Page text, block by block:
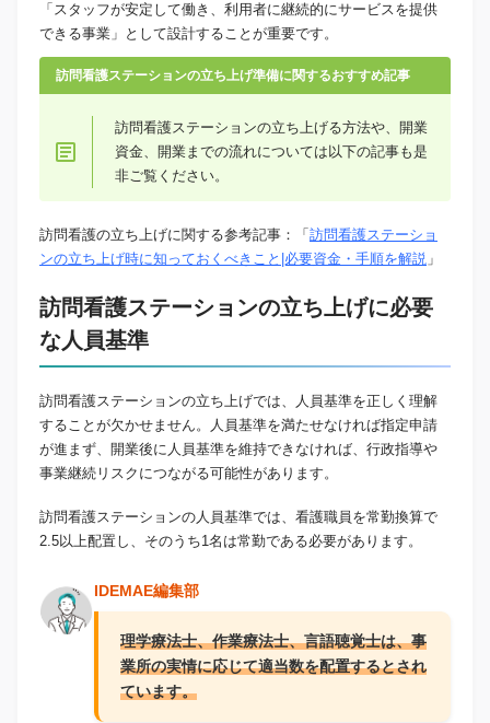
「スタッフが安定して働き、利用者に継続的にサービスを提供
できる事業」として設計することが重要です。
訪問看護ステーションの立ち上げ準備に関するおすすめ記事
訪問看護ステーションの立ち上げる方法や、開業
資金、開業までの流れについては以下の記事も是
非ご覧ください。
訪問看護の立ち上げに関する参考記事：「 訪問看護ステーショ
ンの立ち上げ時に知っておくべきこと|必要資金・手順を解説 」
訪問看護ステーションの立ち上げに必要
な人員基準
訪問看護ステーションの立ち上げでは、人員基準を正しく理解
することが欠かせません。人員基準を満たせなければ指定申請
が進まず、開業後に人員基準を維持できなければ、行政指導や
事業継続リスクにつながる可能性があります。
訪問看護ステーションの人員基準では、看護職員を常勤換算で
2.5以上配置し、そのうち1名は常勤である必要があります。
IDEMAE編集部
理学療法士、作業療法士、言語聴覚士は、事
業所の実情に応じて適当数を配置するとされ
ています。